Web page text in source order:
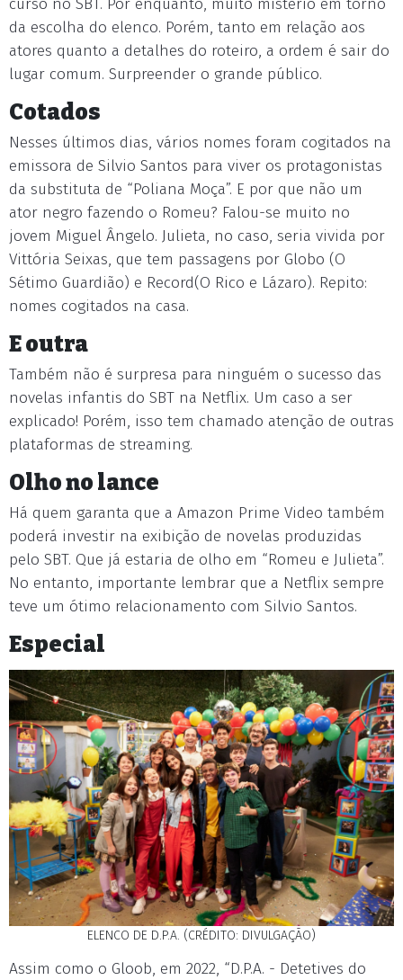
curso no SBT. Por enquanto, muito mistério em torno
da escolha do elenco. Porém, tanto em relação aos
atores quanto a detalhes do roteiro, a ordem é sair do
lugar comum. Surpreender o grande público.
Cotados
Nesses últimos dias, vários nomes foram cogitados na
emissora de Silvio Santos para viver os protagonistas
da substituta de “Poliana Moça”. E por que não um
ator negro fazendo o Romeu? Falou-se muito no
jovem Miguel Ângelo. Julieta, no caso, seria vivida por
Vittória Seixas, que tem passagens por Globo (O
Sétimo Guardião) e Record(O Rico e Lázaro). Repito:
nomes cogitados na casa.
E outra
Também não é surpresa para ninguém o sucesso das
novelas infantis do SBT na Netflix. Um caso a ser
explicado! Porém, isso tem chamado atenção de outras
plataformas de streaming.
Olho no lance
Há quem garanta que a Amazon Prime Video também
poderá investir na exibição de novelas produzidas
pelo SBT. Que já estaria de olho em “Romeu e Julieta”.
No entanto, importante lembrar que a Netflix sempre
teve um ótimo relacionamento com Silvio Santos.
Especial
ELENCO DE D.P.A. (CRÉDITO: DIVULGAÇÃO)
Assim como o Gloob, em 2022, “D.P.A. - Detetives do